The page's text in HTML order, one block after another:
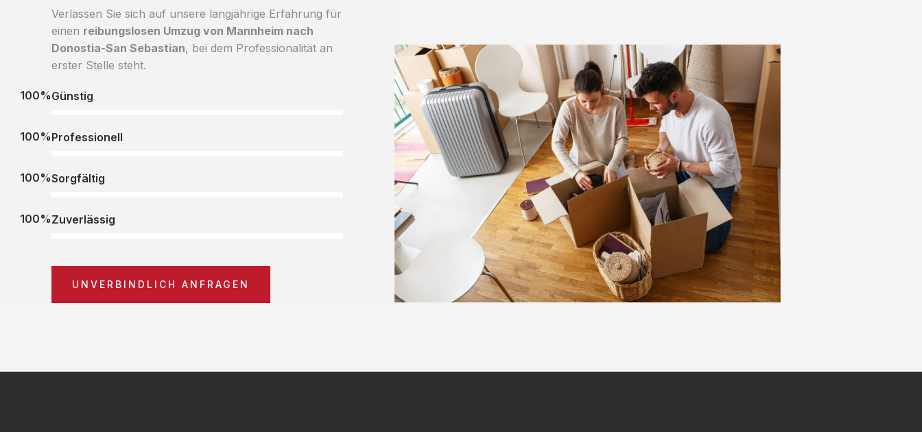
Verlassen Sie sich auf unsere langjährige Erfahrung für
einen reibungslosen Umzug von Mannheim nach
Donostia-San Sebastian, bei dem Professionalität an
erster Stelle steht.
Günstig
100%
Professionell
100%
Sorgfältig
100%
Zuverlässig
100%
UNVERBINDLICH ANFRAGEN